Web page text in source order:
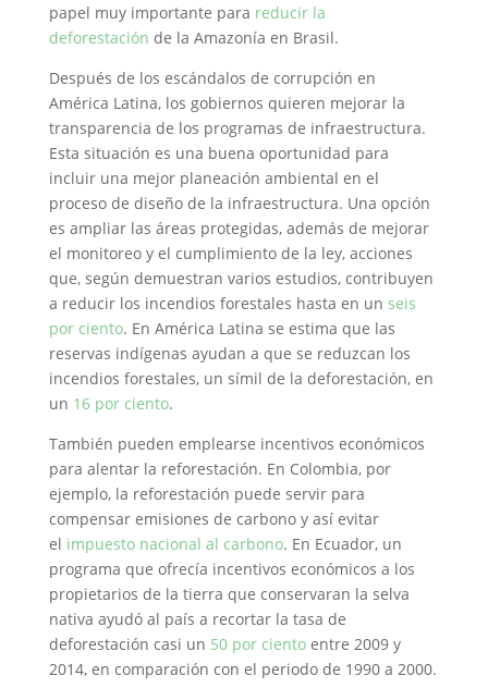
papel muy importante para reducir la
deforestación de la Amazonía en Brasil.
Después de los escándalos de corrupción en
América Latina, los gobiernos quieren mejorar la
transparencia de los programas de infraestructura.
Esta situación es una buena oportunidad para
incluir una mejor planeación ambiental en el
proceso de diseño de la infraestructura. Una opción
es ampliar las áreas protegidas, además de mejorar
el monitoreo y el cumplimiento de la ley, acciones
que, según demuestran varios estudios, contribuyen
a reducir los incendios forestales hasta en un seis
por ciento. En América Latina se estima que las
reservas indígenas ayudan a que se reduzcan los
incendios forestales, un símil de la deforestación, en
un 16 por ciento.
También pueden emplearse incentivos económicos
para alentar la reforestación. En Colombia, por
ejemplo, la reforestación puede servir para
compensar emisiones de carbono y así evitar
el impuesto nacional al carbono. En Ecuador, un
programa que ofrecía incentivos económicos a los
propietarios de la tierra que conservaran la selva
nativa ayudó al país a recortar la tasa de
deforestación casi un 50 por cientoentre 2009 y
2014, en comparación con el periodo de 1990 a 2000.